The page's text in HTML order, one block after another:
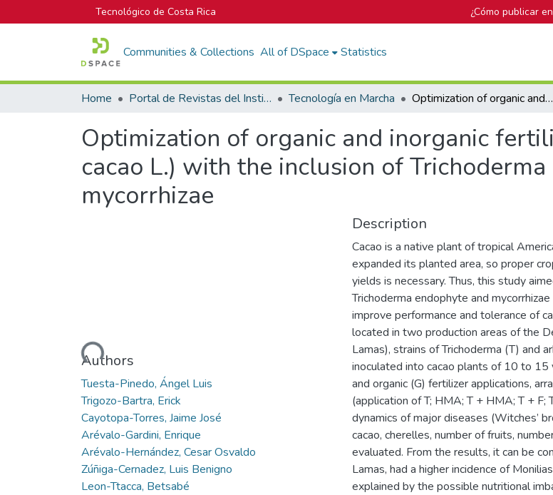
Tecnológico de Costa Rica ¿Cómo publicar
Communities & Collections All of DSpace Statistics
Home Portal de Revistas del Instituto Tecnológico de Costa Rica Tecnología en Marcha Optimization of organic and inorganic fertilization cocoa (Theobroma cacao L.) with the inclusion of Trichoderma endophyte and arbuscular mycorrhizae
Optimization of organic and inorganic
cacao L.) with the inclusion of
mycorrhizae
Loading...
Authors
Tuesta-Pinedo, Ángel Luis
Trigozo-Bartra, Erick
Cayotopa-Torres, Jaime José
Arévalo-Gardini, Enrique
Arévalo-Hernández, Cesar Osvaldo
Zúñiga-Cernadez, Luis Benigno
Leon-Ttacca, Betsabé
Description
Cacao is a native plant of tropical
expanded its planted area, so proper
yields is necessary. Thus, this study
Trichoderma endophyte and
improve performance and tolerance of
located in two production areas of the
Lamas), strains of Trichoderma (T) and
inoculated into cacao plants of 10 to 15
and organic (G) fertilizer applications,
(application of T; HMA; T + HMA; T + F;
dynamics of major diseases (Witches’
cacao, cherelles, number of fruits,
evaluated. From the results, it can be
Lamas, had a higher incidence of
explained by the possible nutritional